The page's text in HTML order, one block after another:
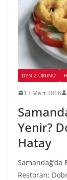
DENIZ ÜRÜNÜ
13 Mart 2018
Yenir?
Hatay
Samandağ’da
Restoran: